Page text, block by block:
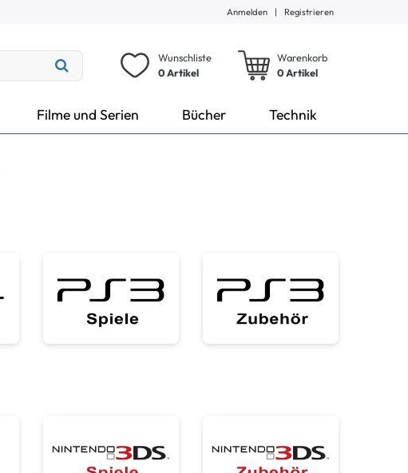
Anmelden | Registrieren
Wunschliste
0 Artikel
Warenkorb
0Artikel
Filme und Serien Bücher Technik